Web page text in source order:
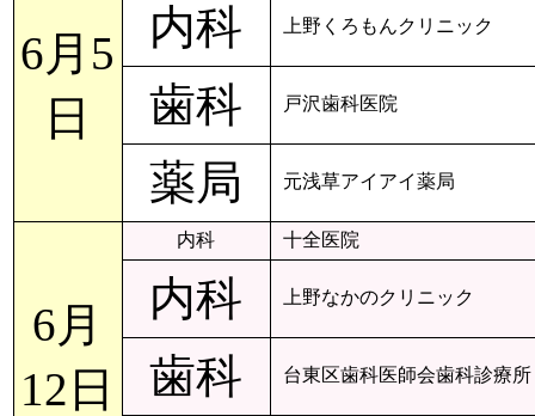
6月5
日
内科 上野くろもんクリニック
歯科 戸沢歯科医院
薬局 元浅草アイアイ薬局
6月
12日
内科 十全医院
内科 上野なかのクリニック
歯科 台東区歯科医師会歯科診療所